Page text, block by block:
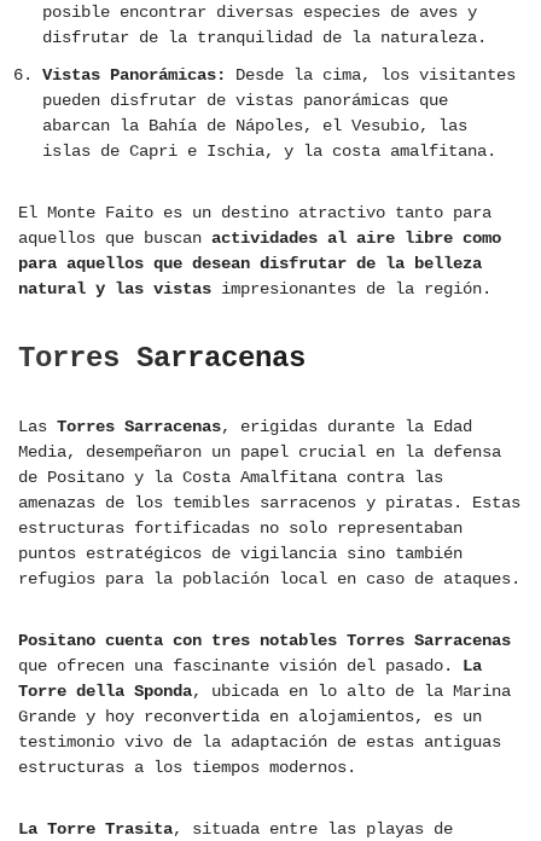
posible encontrar diversas especies de aves y
disfrutar de la tranquilidad de la naturaleza.
Vistas Panorámicas:
Desde la cima, los visitantes
pueden disfrutar de vistas panorámicas que
abarcan la Bahía de Nápoles, el Vesubio, las
islas de Capri e Ischia, y la costa amalfitana.
El Monte Faito es un destino atractivo tanto para
aquellos que buscan actividades al aire libre como
para aquellos que desean disfrutar de la belleza
natural y las vistas impresionantes de la región.
Torres Sarracenas
Las Torres Sarracenas, erigidas durante la Edad
Media, desempeñaron un papel crucial en la defensa
de Positano y la Costa Amalfitana contra las
amenazas de los temibles sarracenos y piratas. Estas
estructuras fortificadas no solo representaban
puntos estratégicos de vigilancia sino también
refugios para la población local en caso de ataques.
Positano cuenta con tres notables Torres Sarracenas
que ofrecen una fascinante visión del pasado. La
Torre della Sponda, ubicada en lo alto de la Marina
Grande y hoy reconvertida en alojamientos, es un
testimonio vivo de la adaptación de estas antiguas
estructuras a los tiempos modernos.
La Torre Trasita, situada entre las playas de